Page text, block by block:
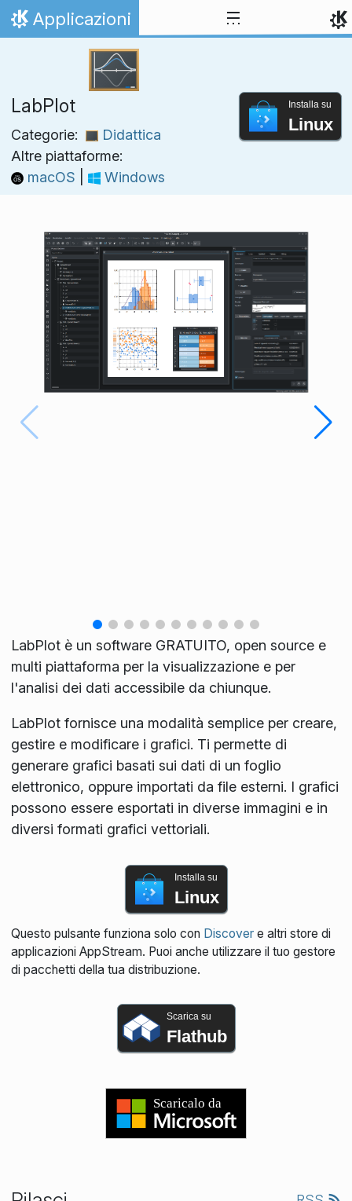
Passa al contenuto
Pagina iniziale
Applicazioni
LabPlot
Categorie:
Didattica
Altre piattaforme:
macOS
Windows
Installa su
Linux
LabPlot è un software GRATUITO, open source e
multi piattaforma per la visualizzazione e per
l'analisi dei dati accessibile da chiunque.
LabPlot fornisce una modalità semplice per creare,
gestire e modificare i grafici. Ti permette di
generare grafici basati sui dati di un foglio
elettronico, oppure importati da file esterni. I grafici
possono essere esportati in diverse immagini e in
diversi formati grafici vettoriali.
Installa su
Linux
Questo pulsante funziona solo con Discovere altri store di
applicazioni AppStream. Puoi anche utilizzare il tuo gestore
di pacchetti della tua distribuzione.
Scarica su
Flathub